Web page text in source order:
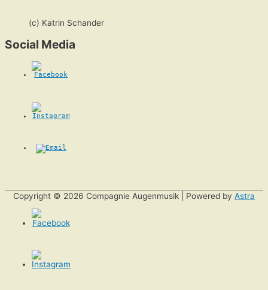
(c) Katrin Schander
Social Media
Copyright © 2026 Compagnie Augenmusik | Powered by Astra